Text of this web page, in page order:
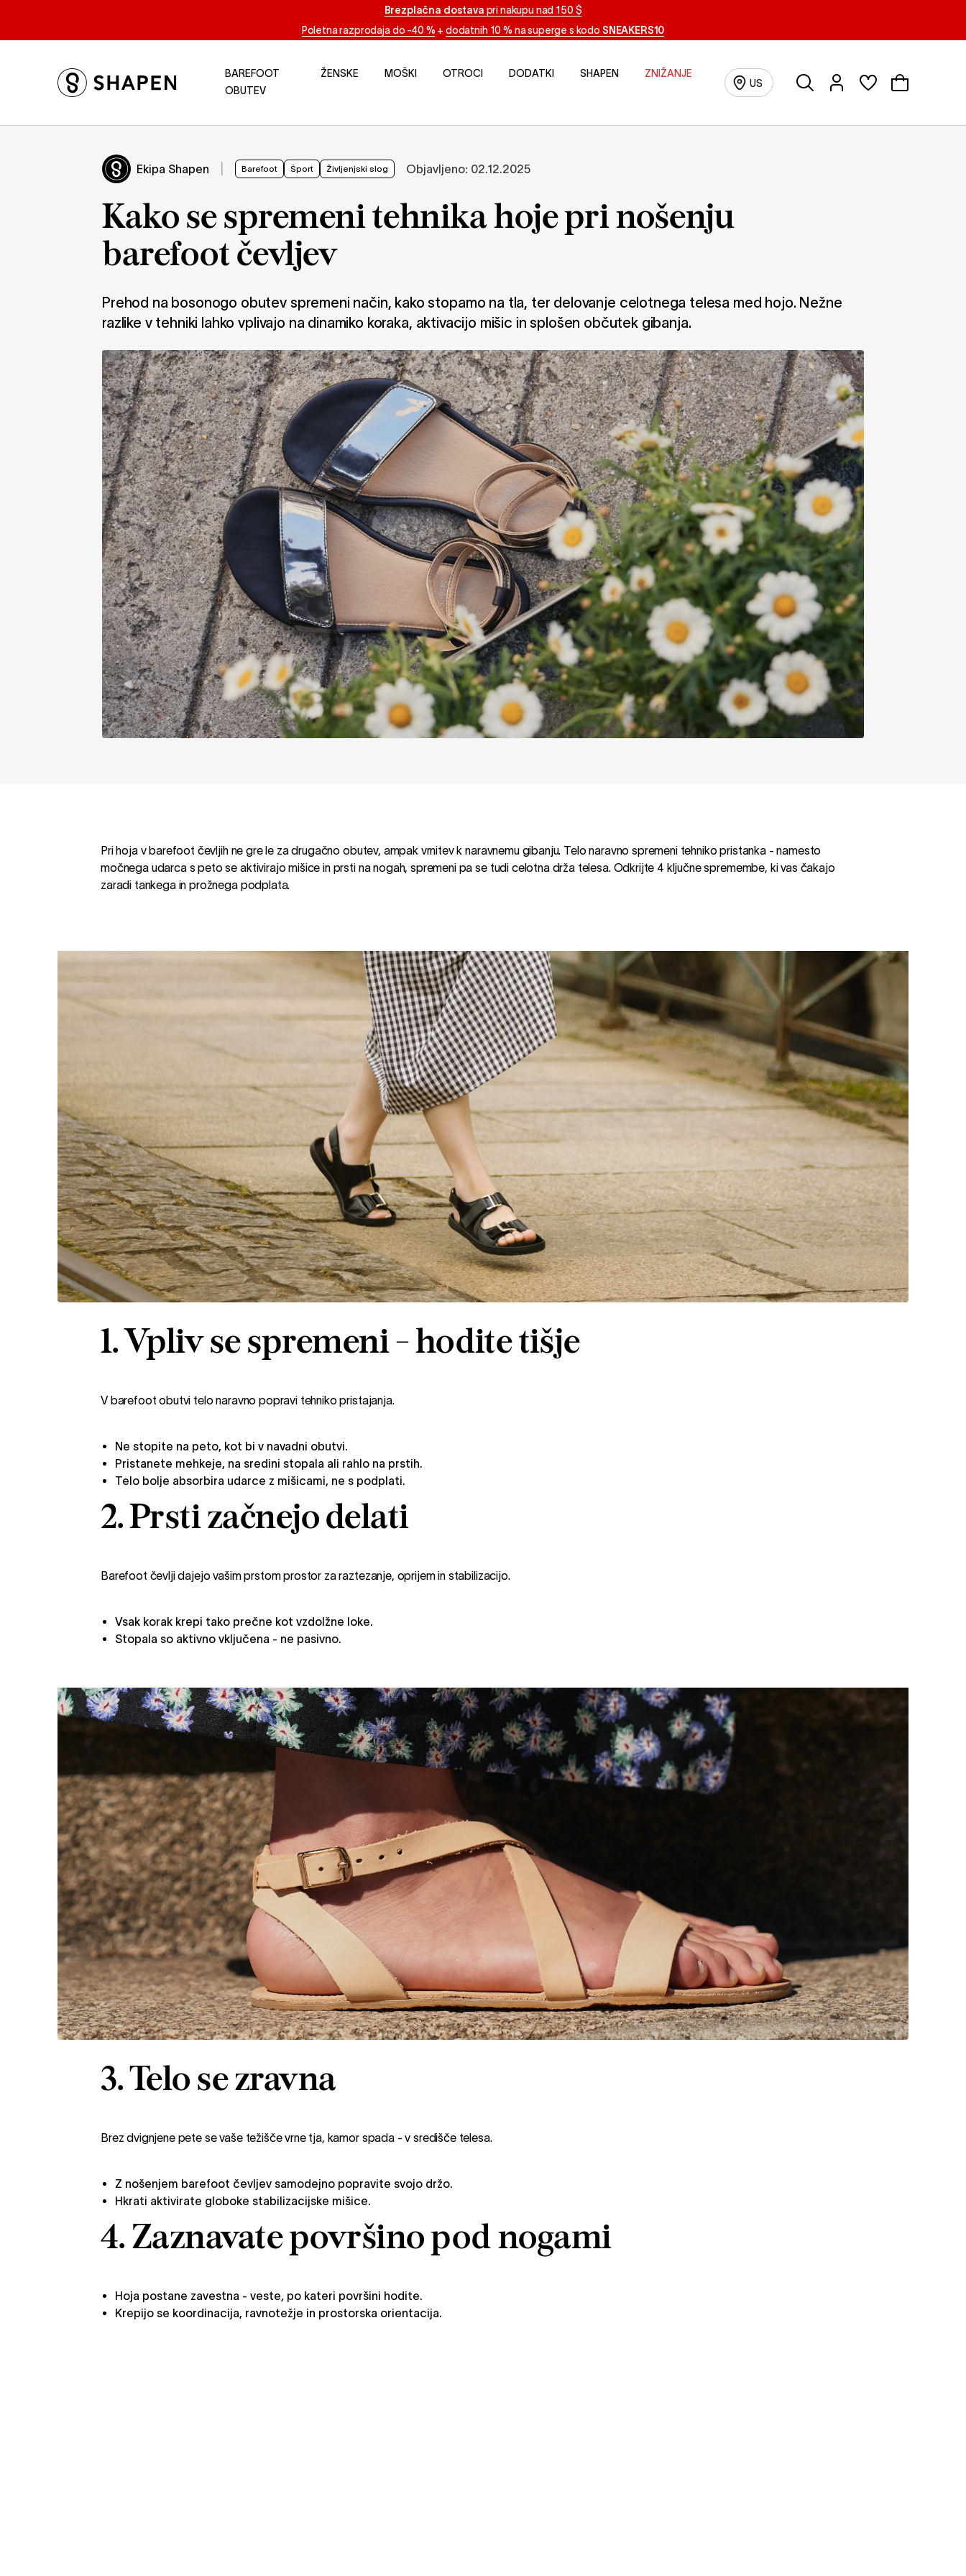
Brezplačna dostava pri nakupu nad 150 $
Poletna razprodaja do -40 % + dodatnih 10 % na superge s kodo SNEAKERS10
BAREFOOT
OBUTEV
ŽENSKE MOŠKI OTROCI DODATKI SHAPEN
ZNIŽANJE
US
Išči Prijava/registracija
Ekipa Shapen Barefoot Šport Življenjski slog Objavljeno: 02.12.2025
Kako se spremeni tehnika hoje pri nošenju
barefoot čevljev
Prehod na bosonogo obutev spremeni način, kako stopamo na tla, ter delovanje celotnega telesa med hojo. Nežne
razlike v tehniki lahko vplivajo na dinamiko koraka, aktivacijo mišic in splošen občutek gibanja.
Pri hoja v barefoot čevljih ne gre le za drugačno obutev, ampak vrnitev k naravnemu gibanju. Telo naravno spremeni tehniko pristanka - namesto
močnega udarca s peto se aktivirajo mišice in prsti na nogah, spremeni pa se tudi celotna drža telesa. Odkrijte 4 ključne spremembe, ki vas čakajo
zaradi tankega in prožnega podplata.
1. Vpliv se spremeni - hodite tišje
V barefoot obutvi telo naravno popravi tehniko pristajanja.
Ne stopite na peto, kot bi v navadni obutvi.
Pristanete mehkeje, na sredini stopala ali rahlo na prstih.
Telo bolje absorbira udarce z mišicami, ne s podplati.
2. Prsti začnejo delati
Barefoot čevlji dajejo vašim prstom prostor za raztezanje, oprijem in stabilizacijo.
Vsak korak krepi tako prečne kot vzdolžne loke.
Stopala so aktivno vključena - ne pasivno.
3. Telo se zravna
Brez dvignjene pete se vaše težišče vrne tja, kamor spada - v središče telesa.
Z nošenjem barefoot čevljev samodejno popravite svojo držo.
Hkrati aktivirate globoke stabilizacijske mišice.
4. Zaznavate površino pod nogami
Hoja postane zavestna - veste, po kateri površini hodite.
Krepijo se koordinacija, ravnotežje in prostorska orientacija.